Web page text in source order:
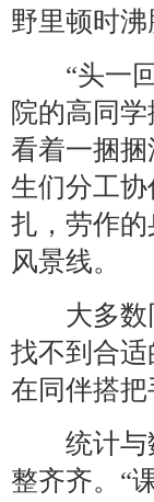
野里顿时
“头一回
院的高同
看着一捆
生们分工
扎，劳作
风景线。
大多数同
找不到合
在同伴搭把
统计与数
整齐齐。“